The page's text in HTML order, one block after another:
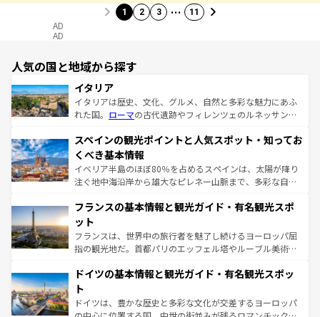
1 2 3 … 11
AD
AD
人気の国と地域から探す
イタリア
イタリアは歴史、文化、グルメ、自然と多彩な魅力にあふ
れた国。 ローマの古代遺跡やフィレンツェのルネッサンス
ろん、トスカーナの美しい田園風景やアマルフィ海岸の絶
景など、自然景観も見逃せない。観光の合間には、本場の
ピザやパスタなど、絶品のイタリア料理を堪能することも
できる。朝目覚めてから夜眠るまで、すべての瞬間を楽し
なお、新着のイタリア情報はコンテンツ一覧を参照してほ
しい。
スペインの観光ポイントと人気スポット・知ってお
くべき基本情報
イベリア半島のほぼ80％を占めるスペインは、太陽が降り
注ぐ地中海沿岸から雄大なピレネー山脈まで、多彩な自然
文化が根付くこの国では、情熱的なフラメンコ、熱気あふ
れる闘牛、そして美味しいタパスが生活の一部となってい
る。首都マドリードの洗練された雰囲気や、バルセロナの
アートに溢れた街角から、地方では古代ローマ遺跡や中世
せる。地方によって風土や気候が異なるスペインはその個
ンテンツ一覧 を参照してほしい。
フランスの基本情報と観光ガイド・有名観光スポ
ット
フランスは、世界中の旅行者を魅了し続けるヨーロッパ屈
指の観光地だ。首都パリのエッフェル塔やルーブル美術館
で、幅広い魅力が詰まっている。華麗な宮殿、歴史的な大
聖堂、美しいビーチ、そして豊かな自然が、訪れる者を心
から魅了する。また、フランスは美食の国としても知ら
れ、フランス料理はユネスコ無形文化遺産にも登録されて
ドイツの基本情報と観光ガイド・有名観光スポッ
ト
ドイツは、豊かな歴史と多彩な文化が交差するヨーロッパ